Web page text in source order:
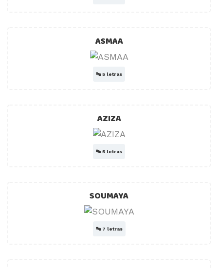
ASMAA
🔤5 letras
AZIZA
🔤5 letras
SOUMAYA
🔤 7 letras